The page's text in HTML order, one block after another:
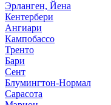
Эрланген, Йена
Кентербери
Ангиари
Кампобассо
Тренто
Бари
Сент
Блумингтон-Нормал
Сарасота